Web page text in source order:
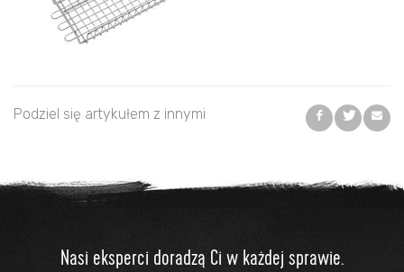
Podziel się artykułem z innymi
Nasi eksperci doradzą Ci w każdej sprawie.